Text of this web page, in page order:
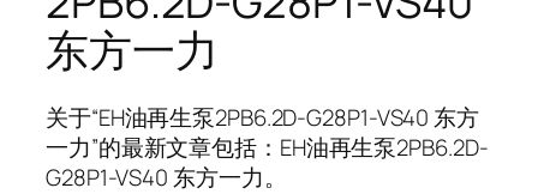
东方一力
关于“EH油再生泵2PB6.2D-G28P1-VS40 东方
一力”的最新文章包括：EH油再生泵2PB6.2D-
G28P1-VS40 东方一力。